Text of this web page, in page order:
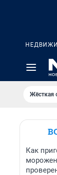
Жёсткая
Как